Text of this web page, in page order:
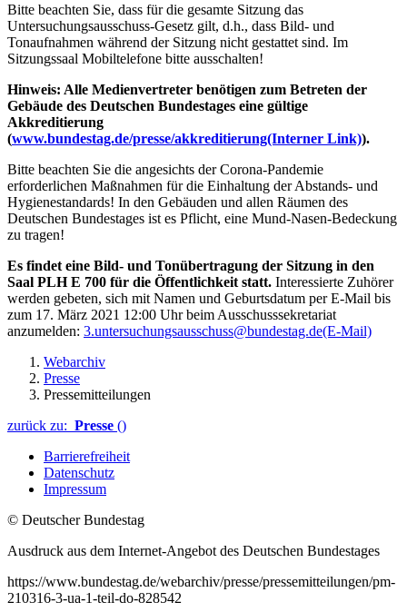
Bitte beachten Sie, dass für die gesamte Sitzung das
Untersuchungsausschuss-Gesetz gilt, d.h., dass Bild- und
Tonaufnahmen während der Sitzung nicht gestattet sind. Im
Sitzungssaal Mobiltelefone bitte ausschalten!
Hinweis: Alle Medienvertreter benötigen zum Betreten der
Gebäude des Deutschen Bundestages eine gültige
Akkreditierung
(www.bundestag.de/presse/akkreditierung(Interner Link)).
Bitte beachten Sie die angesichts der Corona-Pandemie
erforderlichen Maßnahmen für die Einhaltung der Abstands- und
Hygienestandards! In den Gebäuden und allen Räumen des
Deutschen Bundestages ist es Pflicht, eine Mund-Nasen-Bedeckung
zu tragen!
Es findet eine Bild- und Tonübertragung der Sitzung in den
Saal PLH E 700 für die Öffentlichkeit statt. Interessierte Zuhörer
werden gebeten, sich mit Namen und Geburtsdatum per E-Mail bis
zum 17. März 2021 12:00 Uhr beim Ausschusssekretariat
anzumelden: 3.untersuchungsausschuss@bundestag.de(E-Mail)
Webarchiv
Presse
Pressemitteilungen
zurück zu: Presse ()
Barrierefreiheit
Datenschutz
Impressum
© Deutscher Bundestag
Ausdruck aus dem Internet-Angebot des Deutschen Bundestages
https://www.bundestag.de/webarchiv/presse/pressemitteilungen/pm-
210316-3-ua-1-teil-do-828542